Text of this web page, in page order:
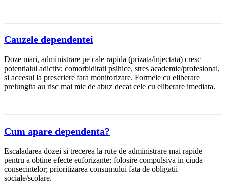
Cauzele dependentei
Doze mari, administrare pe cale rapida (prizata/injectata) cresc
potentialul adictiv; comorbiditati psihice, stres academic/profesional,
si accesul la prescriere fara monitorizare. Formele cu eliberare
prelungita au risc mai mic de abuz decat cele cu eliberare imediata.
Cum apare dependenta?
Escaladarea dozei si trecerea la rute de administrare mai rapide
pentru a obtine efecte euforizante; folosire compulsiva in ciuda
consecintelor; prioritizarea consumului fata de obligatii
sociale/scolare.